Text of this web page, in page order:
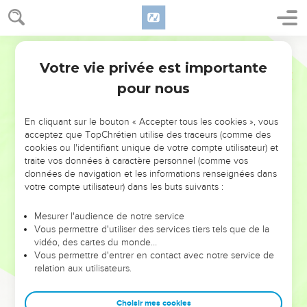
NE MANQUEZ PAS L’ÉVÉNEMENT
DE L’ANNÉE !
ET SI LEURS ERREURS POUVAIENT VOUS ÉVITER LES
VOTRES ?
leur foi ou leur vision. Mais on voit moins les doutes, les erreurs
et les saisons difficiles qu'ils ont traversés, alors même que ce
sont elles qui les ont façonnés.
Dans cette conférence, leaders, entrepreneurs, et responsables
clés pour avancer avec plus de sagesse afin que leurs erreurs
Votre vie privée est importante
pour nous
En cliquant sur le bouton « Accepter tous les cookies », vous
acceptez que TopChrétien utilise des traceurs (comme des
cookies ou l'identifiant unique de votre compte utilisateur) et
traite vos données à caractère personnel (comme vos
données de navigation et les informations renseignées dans
votre compte utilisateur) dans les buts suivants :
Mesurer l'audience de notre service
Vous permettre d'utiliser des services tiers tels que de la
vidéo, des cartes du monde…
Vous permettre d'entrer en contact avec notre service de
relation aux utilisateurs.
Choisir mes cookies